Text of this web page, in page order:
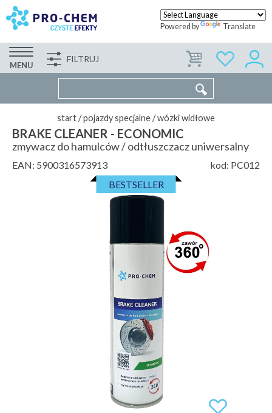
Powered by Translate
MENU
FILTRUJ WSPÓŁPRACA KONTAKT
start/pojazdy specjalne/wózki widłowe
BRAKE CLEANER - ECONOMIC
zmywacz do hamulców / odtłuszczacz uniwersalny
EAN: 5900316573913 kod: PC012
BESTSELLER